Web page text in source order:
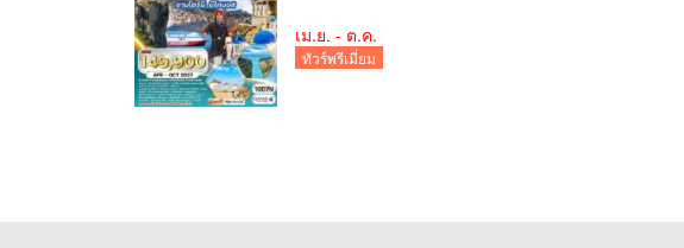
เม.ย. - ต.ค.
ทัวร์พรีเมี่ยม